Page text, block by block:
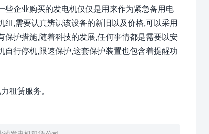
企业购买的发电机仅仅是用来作为紧急备用电
,需要认真辨识该设备的新旧以及价格,可以采用
护措施,随着科技的发展,任何事情都是需要以安
行停机,限速保护,这套保护装置也包含着提醒功
租赁服务。